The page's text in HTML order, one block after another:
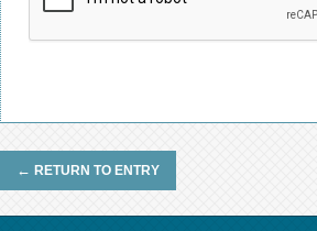
← RETURN TO ENTRY